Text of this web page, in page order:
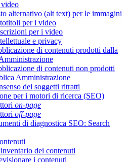
alternativo (alt text) per le immagini
per i video
per i video
e privacy
di contenuti prodotti dalla
di contenuti non prodotti
Amministrazione
dei soggetti ritratti
per i motori di ricerca (SEO)
on-page
off-page
di diagnostica SEO: Search
dei contenuti
i contenuti